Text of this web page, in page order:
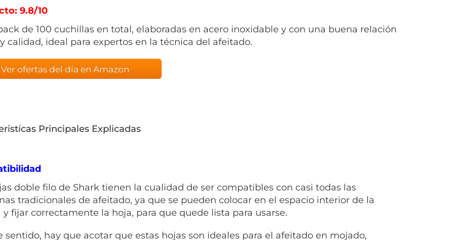
9.8/10
de 100 cuchillas en total, elaboradas en acero inoxidable y con una buena relación
calidad, ideal para expertos en la técnica del afeitado.
Ver ofertas del día en Amazon
Principales Explicadas
doble filo de Shark tienen la cualidad de ser compatibles con casi todas las
tradicionales de afeitado, ya que se pueden colocar en el espacio interior de la
y fijar correctamente la hoja, para que quede lista para usarse.
sentido, hay que acotar que estas hojas son ideales para el afeitado en mojado,